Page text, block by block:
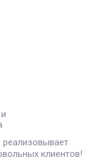
реализовывает
клиентов!